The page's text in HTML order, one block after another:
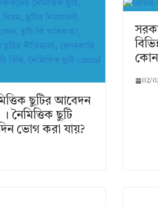
ছুটির আবেদন
নৈমিত্তিক ছুটি
ভোগ করা যায়?
কোন
02/